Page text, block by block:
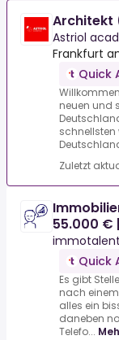
Astriol
Frankfurt
Quick
neuen und
schnellsten
Zuletzt
55.000 €
Quick
Es gibt
nach
alles ein
daneben
Telefo...